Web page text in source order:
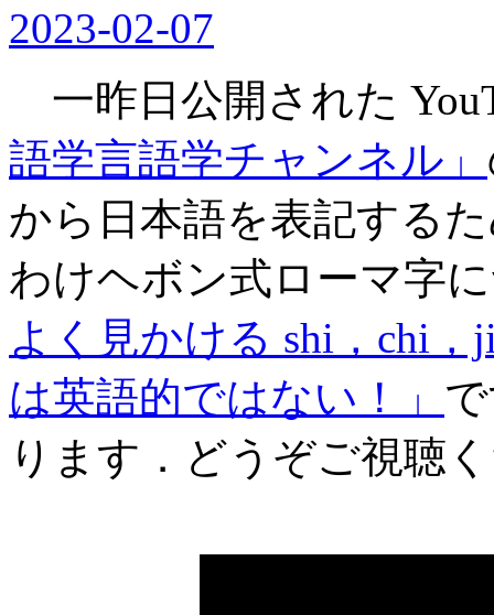
2023-02-07
一昨日公開された
語学言語学チャンネル」
から日本語を表記する
わけヘボン式ローマ字
よく見かける shi，chi
は英語的ではない！」
ります．どうぞご視聴